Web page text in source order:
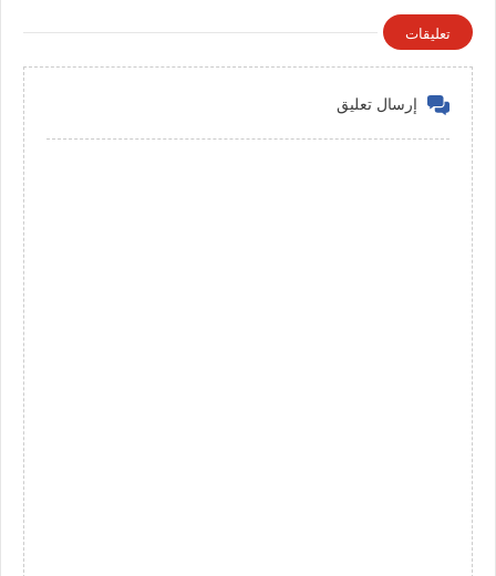
تعليقات
إرسال تعليق